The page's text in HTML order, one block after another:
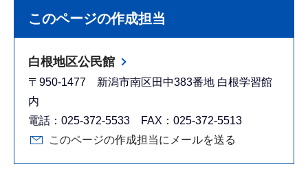
このページの作成担当
白根地区公民館
〒950-1477 新潟市南区田中383番地 白根学習館
内
電話：025-372-5533 FAX：025-372-5513
このページの作成担当にメールを送る